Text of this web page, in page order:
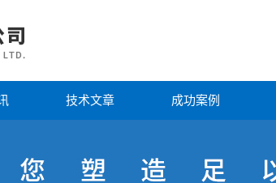
技术文章 成功案例